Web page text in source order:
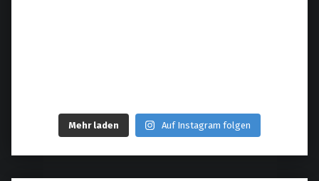
Mehr laden Auf Instagram folgen